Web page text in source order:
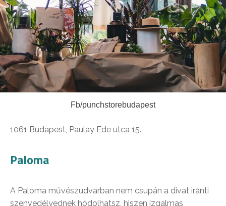
Fb/punchstorebudapest
1061 Budapest, Paulay Ede utca 15.
Paloma
A Paloma művészudvarban nem csupán a divat iránti
szenvedélyednek hódolhatsz, hiszen izgalmas